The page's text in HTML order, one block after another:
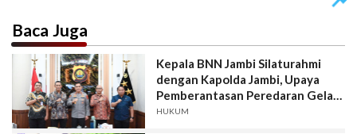
Baca Juga
Kepala BNN Jambi Silaturahmi
dengan Kapolda Jambi, Upaya
Pemberantasan Peredaran Gelap
Narkoba di wilayah Provinsi
HUKUM